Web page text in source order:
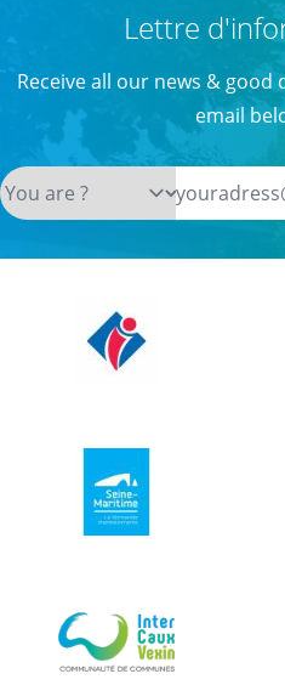
Lettre
Receive all our news &
email